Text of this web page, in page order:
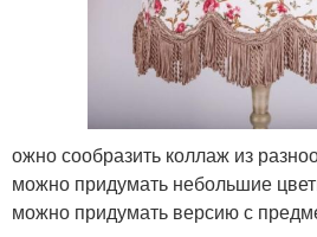
ожно сообразить коллаж из
можно придумать небольшие
можно придумать версию с